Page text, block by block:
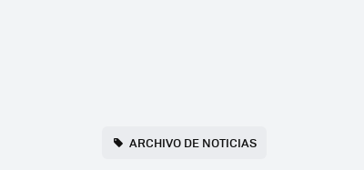
ARCHIVO DE NOTICIAS